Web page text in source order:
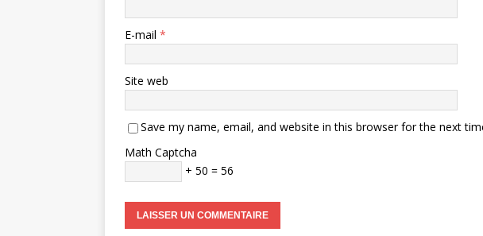
E-mail *
Site web
Save my name, email, and website in this browser for the next
Math Captcha
+ 50 = 56